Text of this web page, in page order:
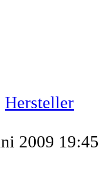
Hersteller
2009 19:45